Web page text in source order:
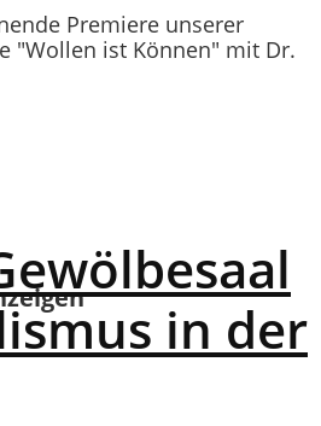
Premiere unserer
"Wollen ist Können" mit Dr.
in der